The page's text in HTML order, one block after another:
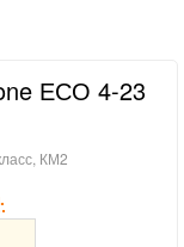
ЕСО 4-23
КМ2